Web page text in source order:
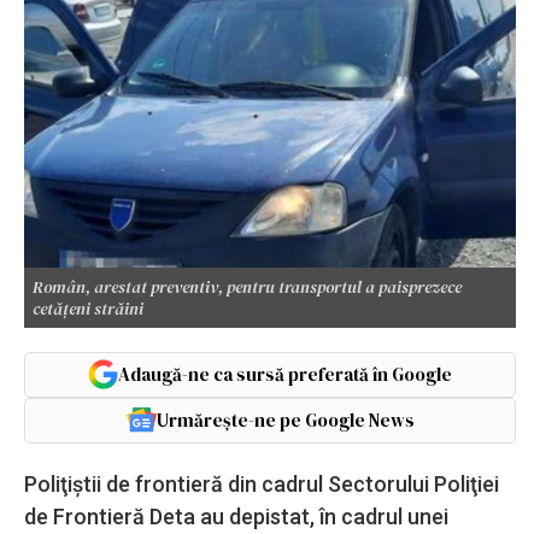
Român, arestat preventiv, pentru transportul a paisprezece
cetăţeni străini
Adaugă-ne ca sursă preferată în Google
Urmărește-ne pe Google News
Poliţiştii de frontieră din cadrul Sectorului Poliţiei
de Frontieră Deta au depistat, în cadrul unei